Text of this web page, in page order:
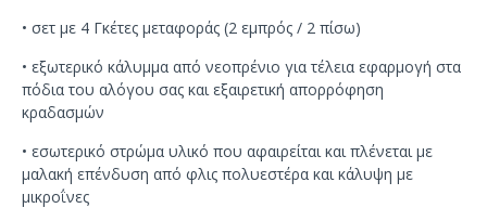
• σετ με 4 Γκέτες μεταφοράς (2 εμπρός / 2 πίσω)
• εξωτερικό κάλυμμα από νεοπρένιο για τέλεια εφαρμογή στα
πόδια του αλόγου σας και εξαιρετική απορρόφηση
κραδασμών
• εσωτερικό στρώμα υλικό που αφαιρείται και πλένεται με
μαλακή επένδυση από φλις πολυεστέρα και κάλυψη με
μικροΐνες